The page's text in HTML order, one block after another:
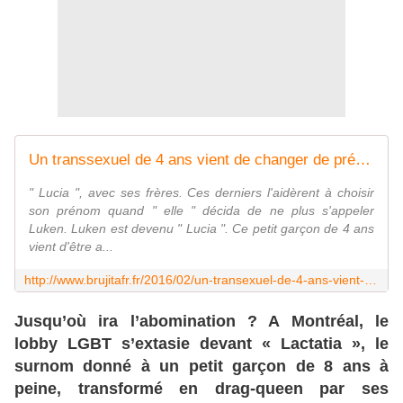
Un transsexuel de 4 ans vient de changer de prénom en Espagne! - MOINS de BIENS PLUS de LIENS
" Lucia ", avec ses frères. Ces derniers l'aidèrent à choisir
son prénom quand " elle " décida de ne plus s'appeler
Luken. Luken est devenu " Lucia ". Ce petit garçon de 4 ans
vient d'être a...
Jusqu’où ira l’abomination ? A Montréal, le
lobby LGBT s’extasie devant « Lactatia », le
surnom donné à un petit garçon de 8 ans à
peine, transformé en drag-queen par ses